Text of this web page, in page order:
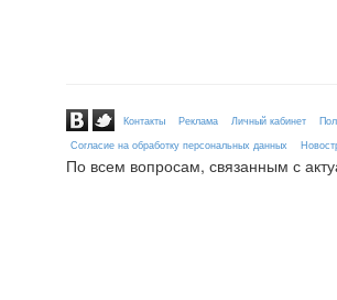
Контакты Реклама Личный кабинет
Согласие на обработку персональных данных
По всем вопросам, связанным с